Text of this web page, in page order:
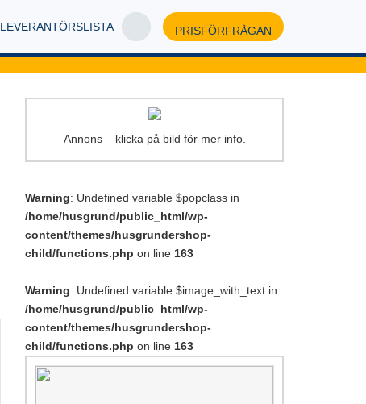
LEVERANTÖRSLISTA PRISFÖRFRÅGAN
Annons – klicka på bild för mer info.
Warning: Undefined variable $popclass in
/home/husgrund/public_html/wp-
content/themes/husgrundershop-
child/functions.php on line 163
Warning: Undefined variable $image_with_text in
/home/husgrund/public_html/wp-
content/themes/husgrundershop-
child/functions.php on line 163